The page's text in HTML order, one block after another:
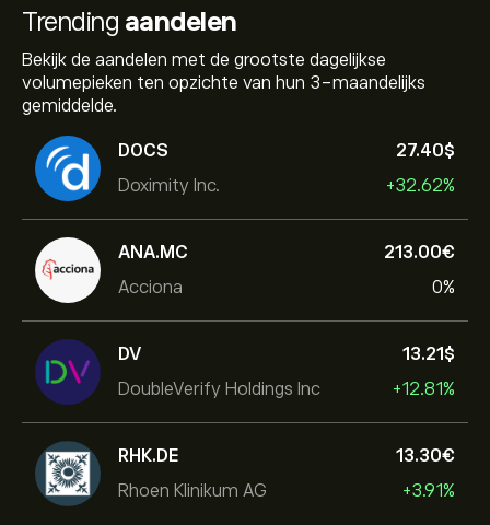
Trending aandelen
Bekijk de aandelen met de grootste dagelijkse
volumepieken ten opzichte van hun 3-maandelijks
gemiddelde.
DOCS
Doximity Inc.
27.40‎$‎
+32.62%
ANA.MC
Acciona
213.00‎€‎
0%
DV
DoubleVerify Holdings Inc
13.21‎$‎
+12.81%
RHK.DE
Rhoen Klinikum AG
13.30‎€‎
+3.91%